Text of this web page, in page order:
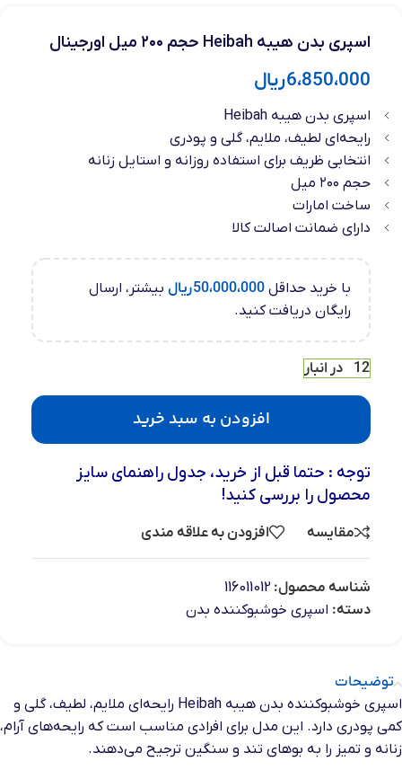
اسپری بدن هیبه Heibah حجم ۲۰۰ میل اورجینال
6،850،000ریال
اسپری بدن هیبه Heibah
رایحه‌ای لطیف، ملایم، گلی و پودری
انتخابی ظریف برای استفاده روزانه و استایل زنانه
حجم ۲۰۰ میل
ساخت امارات
دارای ضمانت اصالت کالا
با خرید حداقل 50،000،000ریال بیشتر، ارسال
رایگان دریافت کنید.
12 در انبار
افزودن به سبد خرید
توجه : حتما قبل از خرید، جدول راهنمای سایز
محصول را بررسی کنید!
مقایسه افزودن به علاقه مندی
شناسه محصول: 116011012
دسته: اسپری خوشبوکننده بدن
توضیحات
اسپری خوشبوکننده بدن هیبه Heibah رایحه‌ای ملایم، لطیف، گلی و
کمی پودری دارد. این مدل برای افرادی مناسب است که رایحه‌های آرام،
زنانه و تمیز را به بوهای تند و سنگین ترجیح می‌دهند.